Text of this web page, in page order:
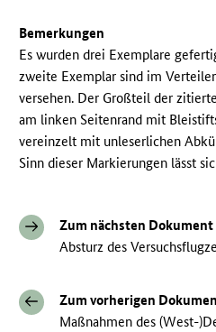
Bemerkungen
Es wurden drei Exemplare
zweite Exemplar sind im
versehen. Der Großteil der
am linken Seitenrand mit
vereinzelt mit unleserlichen
Sinn dieser Markierungen lässt
Zum nächsten Dokument
Absturz des
Zum vorherigen
Maßnahmen des (West-